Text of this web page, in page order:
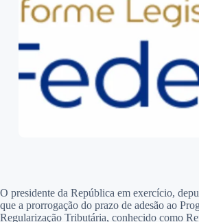
O presidente da República em exercício,
que a prorrogação do prazo de adesão ao
Regularização Tributária, conhecido como